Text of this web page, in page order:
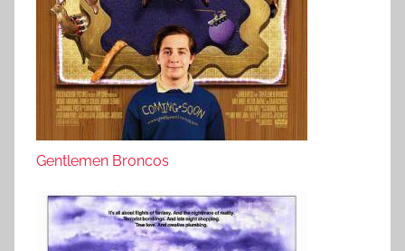
Gentlemen Broncos